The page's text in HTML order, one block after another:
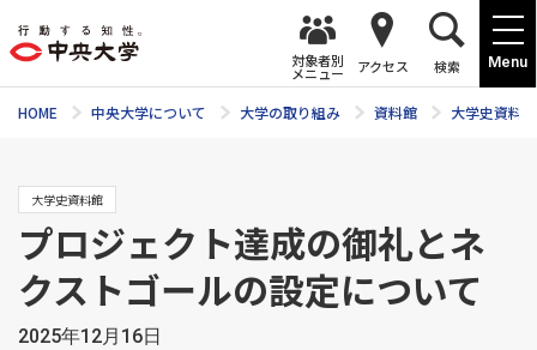
Menu
対象者別
メニュー アクセス 検索
HOME 中央大学について 大学の取り組み 資料館 大学史資料館
大学史資料館
プロジェクト達成の御礼とネ
クストゴールの設定について
2025年12月16日